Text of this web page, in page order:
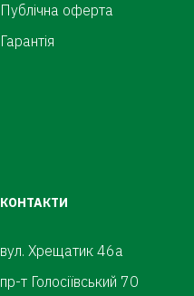
Публічна оферта
Гарантія
КОНТАКТИ
вул. Хрещатик 46а
пр-т Голосіївський 70